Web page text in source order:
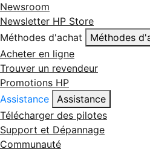
Newsroom
Newsletter HP Store
Méthodes d'achat
Méthodes
Acheter en ligne
Trouver un revendeur
Promotions HP
Assistance
Assistance
Télécharger des pilotes
Support et Dépannage
Communauté